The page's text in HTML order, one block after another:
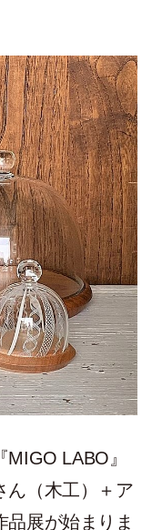
LABO』
ん（木工）＋ア
品展が始まりま